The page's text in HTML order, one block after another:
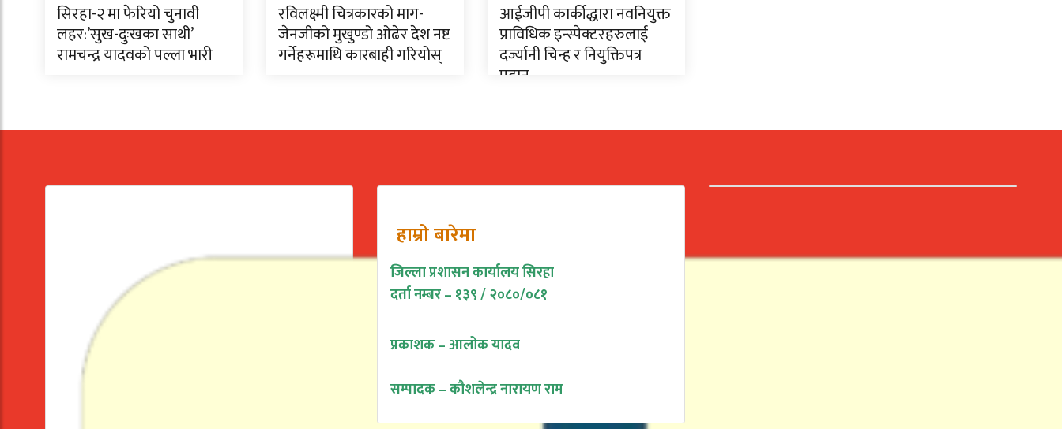
सिरहा-२ मा फेरियो चुनावी
लहर:’सुख-दुःखका साथी’
रामचन्द्र यादवको पल्ला भारी
रविलक्ष्मी चित्रकारको माग-
जेनजीको मुखुण्डो ओढेर देश नष्ट
गर्नेहरूमाथि कारबाही गरियोस्
आईजीपी कार्कीद्धारा नवनियुक्त
प्राविधिक इन्स्पेक्टरहरुलाई
दर्ज्यानी चिन्ह र नियुक्तिपत्र
प्रदान
हाम्रो बारेमा
जिल्ला प्रशासन कार्यालय सिरहा
दर्ता नम्बर – १३९ / २०८०/०८१
प्रकाशक – आलोक यादव
सम्पादक – कौशलेन्द्र नारायण राम